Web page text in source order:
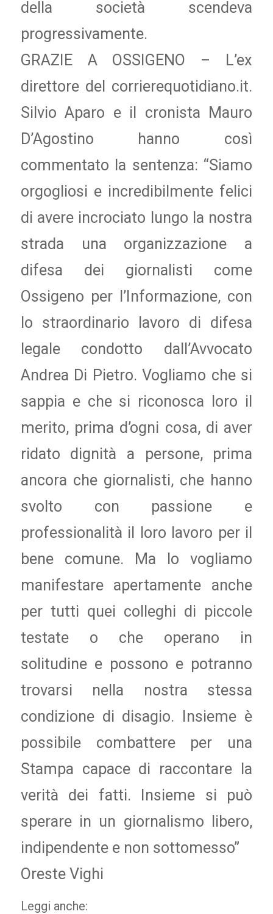
della società scendeva
progressivamente.
GRAZIE A OSSIGENO – L’ex
direttore del corrierequotidiano.it.
Silvio Aparo e il cronista Mauro
D’Agostino hanno così
commentato la sentenza: “Siamo
orgogliosi e incredibilmente felici
di avere incrociato lungo la nostra
strada una organizzazione a
difesa dei giornalisti come
Ossigeno per l’Informazione, con
lo straordinario lavoro di difesa
legale condotto dall’Avvocato
Andrea Di Pietro. Vogliamo che si
sappia e che si riconosca loro il
merito, prima d’ogni cosa, di aver
ridato dignità a persone, prima
ancora che giornalisti, che hanno
svolto con passione e
professionalità il loro lavoro per il
bene comune. Ma lo vogliamo
manifestare apertamente anche
per tutti quei colleghi di piccole
testate o che operano in
solitudine e possono e potranno
trovarsi nella nostra stessa
condizione di disagio. Insieme è
possibile combattere per una
Stampa capace di raccontare la
verità dei fatti. Insieme si può
sperare in un giornalismo libero,
indipendente e non sottomesso”
Oreste Vighi
Leggi anche: